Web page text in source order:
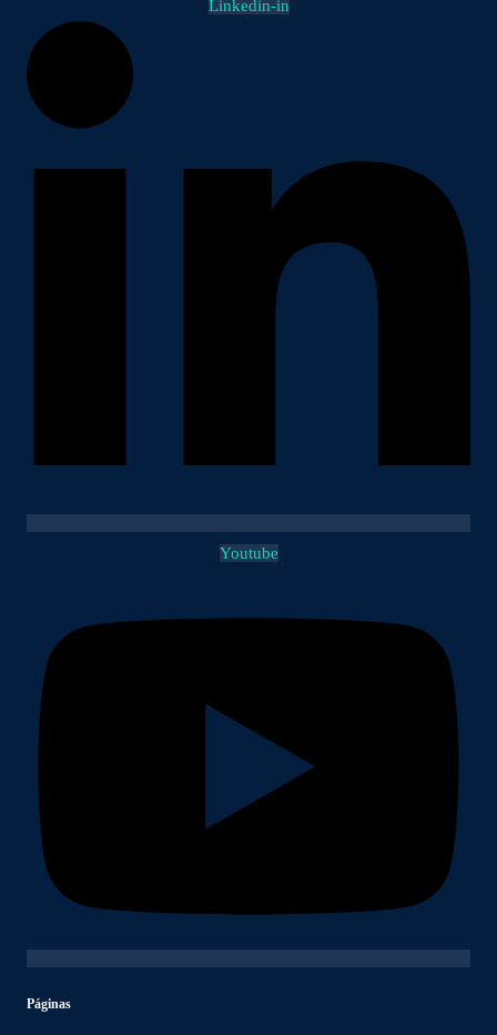
Linkedin-in
Youtube
Páginas